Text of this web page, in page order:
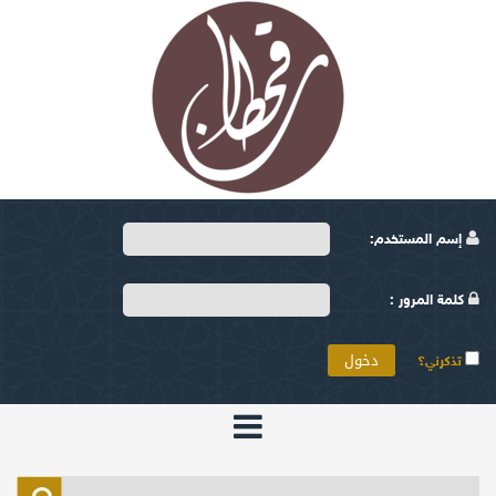
إسم المستخدم:
كلمة المرور :
تذكرني؟